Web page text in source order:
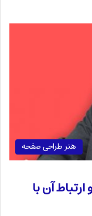
هنر طراحی صفحه
آن با